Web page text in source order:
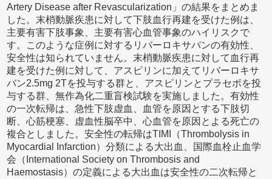
Artery Disease after Revascularization」の結果をまとめま
した。末梢動脈疾患に対して下肢血行再建を受けた例は、
主要有害下肢事象、主要有害心血管事象のハイリスクで
す。このような症例に対するリバーロキサバンの有効性、
安全性は知られていません。末梢動脈疾患に対して血行再
建を受けた例に対して、アスピリンに加えてリバーロキサ
バン2.5mg 2Tを投与する群と、アスピリンとプラセボを投
与する群、無作為化二重盲検試験を実施しました。有効性
の一次転帰は、急性下肢虚血、血管を原因とする下肢切
断、心筋梗塞、虚血性脳卒中、心血管を原因とよる死亡の
複合としました。安全性の転帰はTIMI（Thrombolysis in
Myocardial Infarction）分類による大出血、国際血栓止血学
会（International Society on Thrombosis and
Haemostasis）の定義による大出血は安全性の二次転帰と